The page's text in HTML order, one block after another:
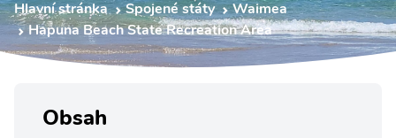
Hlavní stránka
Spojené státy
Waimea
Hapuna Beach State Recreation Area
Obsah